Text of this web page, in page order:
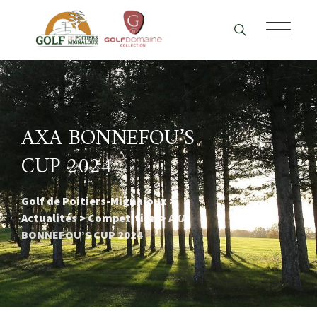
content
AXA BONNEFOU’S
CUP 2024
Golf de Poitiers-Mignaloux>
Actualités>Competition >AXA
BONNEFOU’S CUP 2024